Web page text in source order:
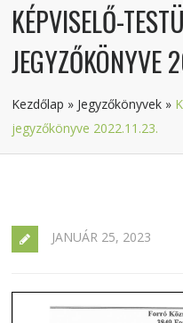
KÉPVISELŐ-
JEGYZŐKÖNYVE
Kezdőlap » Jegyzőkönyvek »
jegyzőkönyve 2022.11.23.
JANUÁR 25, 2023